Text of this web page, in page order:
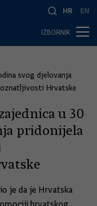
HR EN
IZBORNIK
svog djelovanja
Hrvatske
u 30
pridonijela
je da je Hrvatska
hrvatskog